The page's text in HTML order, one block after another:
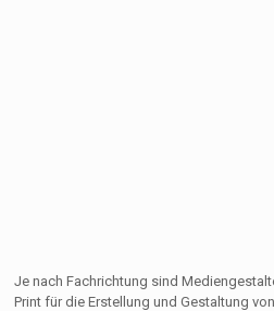
Je nach Fachrichtung sind
Print für die Erstellung und Gestaltung